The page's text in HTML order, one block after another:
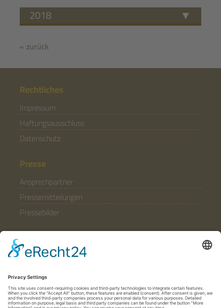
2018
« zurück
Rechtliches
Impressum
Haftungsausschluss
Datenschutz
Presse
Ansprechpartner
Pressemitteilungen
Pressebilder
Partner & Förderer
Häufige Fragen